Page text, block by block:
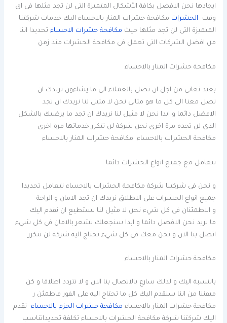
ايجادها نحن الافضل بكافة الأشكال المتميزة التى لن تجد مثلها فى اى
وقت الحشرات مكافحة حشرات المنار بالاحساء اليك خدمات شركتنا
المتميزة التى لن تجد مثلها حيث مكافحة حشرات الاحساء تحديدا اننا
من افضل الشركات التى تعمل فى مكافحة الحشرات منذ زمن
مكافحة حشرات المنار بالاحساء
بعيد نعانى من اجل ان نصل بالعملاء الى ما يشاءون نريدك ان
تصل معنا الى كل ما هو مثالى نحن لا مثيل لنا نريدك ان تجد
الافضل دائما و ابدا نحن لا مثيل لنا نريدك ان تجد ما يرضيك بالشكل
الذي لن تجده مرة اخرى نحن شركة لن تتكرر خدماتها مرة اخرى
مكافحة الحشرات بالاحساء. مكافحة حشرات المنار بالاحساء
نتعامل مع جميع انواع الحشرات دائما
و نحن فى شركتنا شركة مكافحة الحشرات بالاحساء نتعامل تحديدا
جميع انواع الحشرات على الاطلاق نريدك ان تجد الامان و الراحة
و الاطمئنان فى كل شيء نحن لا مثيل لنا نستطيع ان نقدم اليك
ما تريد نحن الافضل دائما و ابدا سنجعلك تشعر بالامان فى كل شيء
اتصل بنا الان و نحن معك فى كل شيء تحتاج اليه شركة لن تتكرر
مكافحة حشرات المنار بالاحساء
بالنسبة اليك و لذلك سارع بالاتصال بنا الان و لا تتردد اطلاقا و كن
ميقننا من اننا سنقدم اليك كل ما تحتاج اليه على الفور فاطمئن ر
مكافحة حشرات المنار بالاحساء مكافحة حشرات الحزم بالاحساء تقدم
اليك شركتنا شركة مكافحة الحشرات بالاحساء تكلفة تحديداتناسب